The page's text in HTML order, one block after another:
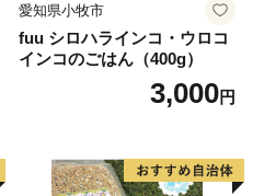
愛知県小牧市
fuu シロハラインコ・ウロコ
インコのごはん（400g）
3,000円